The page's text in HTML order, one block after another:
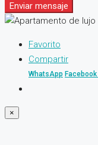
Enviar mensaje
Favorito
Compartir
WhatsApp Facebook
×